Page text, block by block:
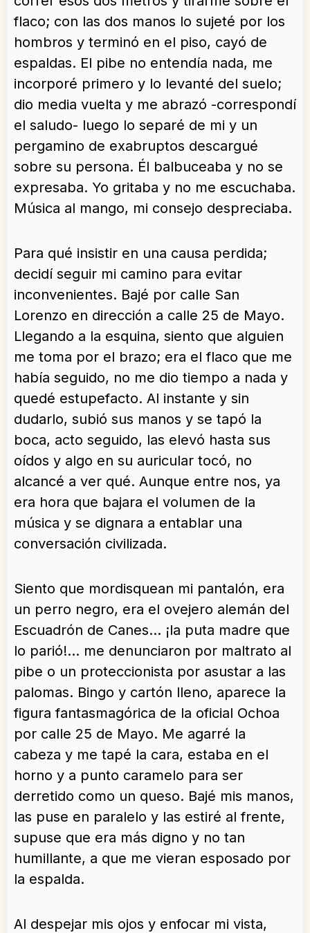
flaco; con las dos manos lo sujeté por los
hombros y terminó en el piso, cayó de
espaldas. El pibe no entendía nada, me
incorporé primero y lo levanté del suelo;
dio media vuelta y me abrazó -correspondí
el saludo- luego lo separé de mi y un
pergamino de exabruptos descargué
sobre su persona. Él balbuceaba y no se
expresaba. Yo gritaba y no me escuchaba.
Música al mango, mi consejo despreciaba.
Para qué insistir en una causa perdida;
decidí seguir mi camino para evitar
inconvenientes. Bajé por calle San
Lorenzo en dirección a calle 25 de Mayo.
Llegando a la esquina, siento que alguien
me toma por el brazo; era el flaco que me
había seguido, no me dio tiempo a nada y
quedé estupefacto. Al instante y sin
dudarlo, subió sus manos y se tapó la
boca, acto seguido, las elevó hasta sus
oídos y algo en su auricular tocó, no
alcancé a ver qué. Aunque entre nos, ya
era hora que bajara el volumen de la
música y se dignara a entablar una
conversación civilizada.
Siento que mordisquean mi pantalón, era
un perro negro, era el ovejero alemán del
Escuadrón de Canes… ¡la puta madre que
lo parió!… me denunciaron por maltrato al
pibe o un proteccionista por asustar a las
palomas. Bingo y cartón lleno, aparece la
figura fantasmagórica de la oficial Ochoa
por calle 25 de Mayo. Me agarré la
cabeza y me tapé la cara, estaba en el
horno y a punto caramelo para ser
derretido como un queso. Bajé mis manos,
las puse en paralelo y las estiré al frente,
supuse que era más digno y no tan
humillante, a que me vieran esposado por
la espalda.
Al despejar mis ojos y enfocar mi vista,